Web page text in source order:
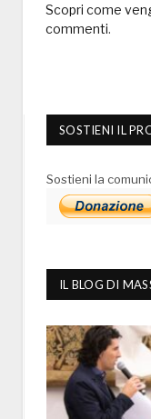
Scopri come
commenti.
SOSTIENI IL
Sostieni la
IL BLOG DI